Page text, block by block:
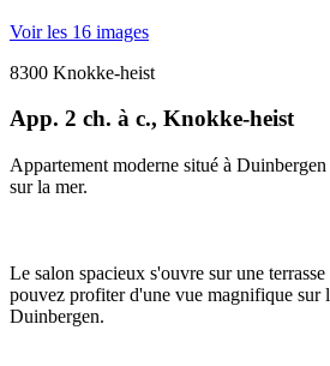
Voir les 16 images
8300 Knokke-heist
App. 2 ch. à c., Knokke-heist
Appartement moderne situé à
sur la mer.
Le salon spacieux s'ouvre sur une
pouvez profiter d'une vue magnifique sur
Duinbergen.